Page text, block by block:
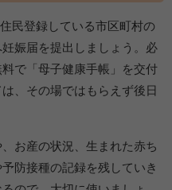
民登録している市区町村の
娠届を提出しましょう。必
で「母子健康手帳」を交付
、その場ではもらえず後日
お産の状況、生まれた赤ち
防接種の記録を残していき